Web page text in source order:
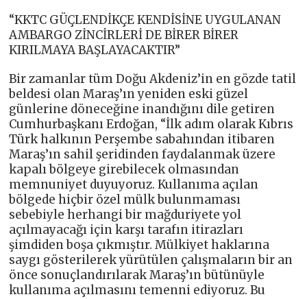
“KKTC GÜÇLENDİKÇE KENDİSİNE UYGULANAN
AMBARGO ZİNCİRLERİ DE BİRER BİRER
KIRILMAYA BAŞLAYACAKTIR”
Bir zamanlar tüm Doğu Akdeniz’in en gözde tatil
beldesi olan Maraş’ın yeniden eski güzel
günlerine döneceğine inandığını dile getiren
Cumhurbaşkanı Erdoğan, “İlk adım olarak Kıbrıs
Türk halkının Perşembe sabahından itibaren
Maraş’ın sahil şeridinden faydalanmak üzere
kapalı bölgeye girebilecek olmasından
memnuniyet duyuyoruz. Kullanıma açılan
bölgede hiçbir özel mülk bulunmaması
sebebiyle herhangi bir mağduriyete yol
açılmayacağı için karşı tarafın itirazları
şimdiden boşa çıkmıştır. Mülkiyet haklarına
saygı gösterilerek yürütülen çalışmaların bir an
önce sonuçlandırılarak Maraş’ın bütünüyle
kullanıma açılmasını temenni ediyoruz. Bu